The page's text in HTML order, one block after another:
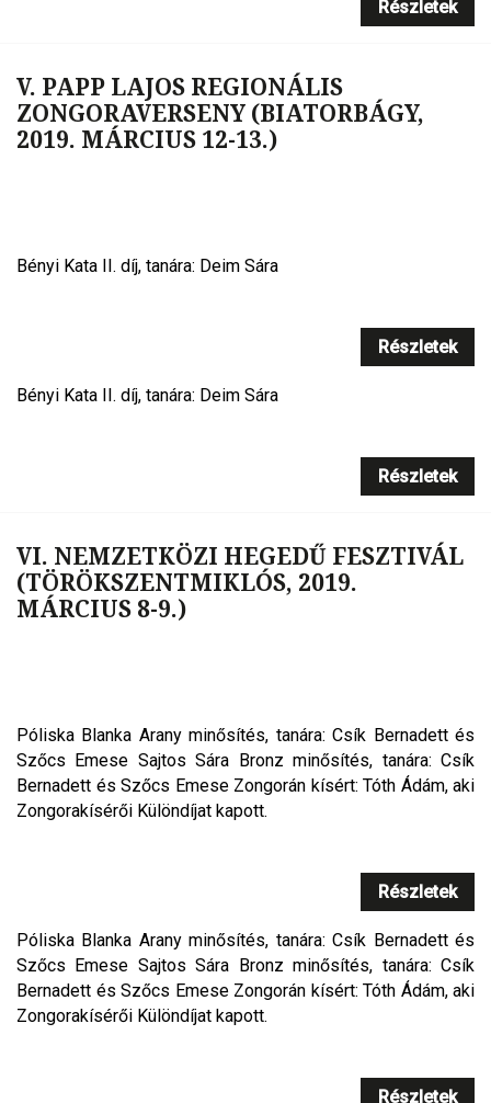
Részletek
V. PAPP LAJOS REGIONÁLIS
ZONGORAVERSENY (BIATORBÁGY,
2019. MÁRCIUS 12-13.)
Bényi Kata II. díj, tanára: Deim Sára
Részletek
Bényi Kata II. díj, tanára: Deim Sára
Részletek
VI. NEMZETKÖZI HEGEDŰ FESZTIVÁL
(TÖRÖKSZENTMIKLÓS, 2019.
MÁRCIUS 8-9.)
Póliska Blanka Arany minősítés, tanára: Csík Bernadett és
Szőcs Emese Sajtos Sára Bronz minősítés, tanára: Csík
Bernadett és Szőcs Emese Zongorán kísért: Tóth Ádám, aki
Zongorakísérői Különdíjat kapott.
Részletek
Póliska Blanka Arany minősítés, tanára: Csík Bernadett és
Szőcs Emese Sajtos Sára Bronz minősítés, tanára: Csík
Bernadett és Szőcs Emese Zongorán kísért: Tóth Ádám, aki
Zongorakísérői Különdíjat kapott.
Részletek